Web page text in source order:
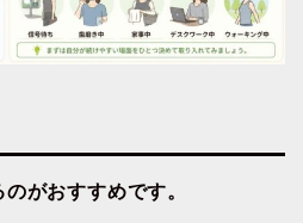
がおすすめです。